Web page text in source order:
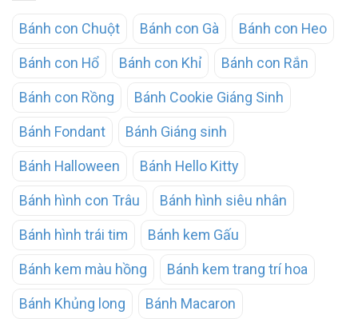
Bánh con Chuột Bánh con Gà Bánh con Heo
Bánh con Hổ Bánh con Khỉ Bánh con Rắn
Bánh con Rồng Bánh Cookie Giáng Sinh
Bánh Fondant Bánh Giáng sinh
Bánh Halloween Bánh Hello Kitty
Bánh hình con Trâu Bánh hình siêu nhân
Bánh hình trái tim Bánh kem Gấu
Bánh kem màu hồng Bánh kem trang trí hoa
Bánh Khủng long Bánh Macaron